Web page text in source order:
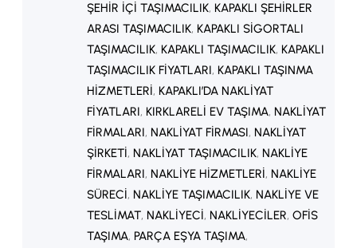
ŞEHIR IÇI TAŞIMACILIK, KAPAKLI ŞEHIRLER
ARASI TAŞIMACILIK, KAPAKLI SIGORTALI
TAŞIMACILIK, KAPAKLI TAŞIMACILIK, KAPAKLI
TAŞIMACILIK FIYATLARI, KAPAKLI TAŞINMA
HIZMETLERI, KAPAKLI’DA NAKLIYAT
FIYATLARI, KIRKLARELI EV TAŞIMA, NAKLIYAT
FIRMALARI, NAKLIYAT FIRMASI, NAKLIYAT
ŞIRKETI, NAKLIYAT TAŞIMACILIK, NAKLIYE
FIRMALARI, NAKLIYE HIZMETLERI, NAKLIYE
SÜRECI, NAKLIYE TAŞIMACILIK, NAKLIYE VE
TESLIMAT, NAKLIYECI, NAKLIYECILER, OFIS
TAŞIMA, PARÇA EŞYA TAŞIMA